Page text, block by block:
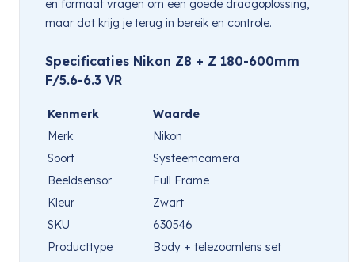
en formaat vragen om een goede draagoplossing,
maar dat krijg je terug in bereik en controle.
Specificaties Nikon Z8 + Z 180-600mm
F/5.6-6.3 VR
Kenmerk
Waarde
Merk
Nikon
Soort
Systeemcamera
Beeldsensor
Full Frame
Kleur
Zwart
SKU
630546
Producttype
Body + telezoomlens set